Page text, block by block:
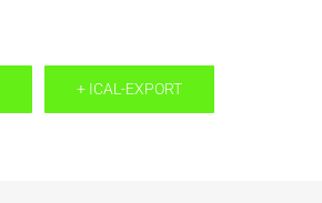
+ ICAL-EXPORT